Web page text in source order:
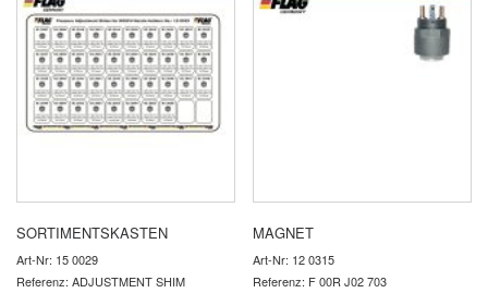
SORTIMENTSKASTEN
Art-Nr: 15 0029
Referenz: ADJUSTMENT SHIM
MAGNET
Art-Nr: 12 0315
Referenz: F 00R J02 703